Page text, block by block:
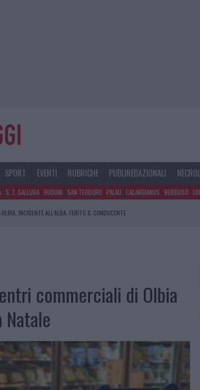
SPORT EVENTI RUBRICHE PUBLIREDAZIONALI
S. T. GALLURA BUDONI SAN TEODORO PALAU CALANGIANUS BUDDUSÒ
INCIDENTE ALL’ALBA: FERITO IL CONDUCENTE
commerciali di Olbia